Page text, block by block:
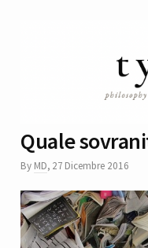
Quale
By MD, 27 Dicembre 2016